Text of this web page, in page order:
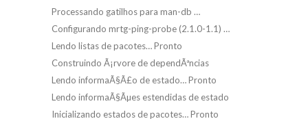
Processando gatilhos para man-db …
Configurando mrtg-ping-probe (2.1.0-1.1) …
Lendo listas de pacotes… Pronto
Construindo Ã¡rvore de dependÃªncias
Lendo informaÃ§Ã£o de estado… Pronto
Lendo informaÃ§Ãµes estendidas de estado
Inicializando estados de pacotes… Pronto